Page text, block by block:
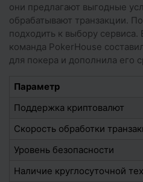
они предлагают выгодные
обрабатывают транзакции.
подходить к выбору
команда PokerHouse
для покера и дополнила его
Параметр
Поддержка криптовалют
Скорость обработки
Уровень безопасности
Наличие круглосуточной